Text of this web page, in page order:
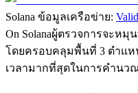
Solana ข้อมูลเครือข่าย:
On Solanaผู้ตรวจการจะห
โดยครอบคลุมพื้นที่ 3 ตําแห
เวลามากที่สุดในการคํานว